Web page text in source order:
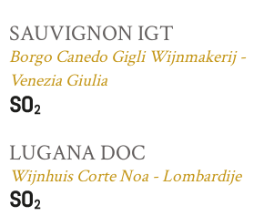
SAUVIGNON IGT
Borgo Canedo Gigli Wijnmakerij -
Venezia Giulia
LUGANA DOC
Wijnhuis Corte Noa - Lombardije